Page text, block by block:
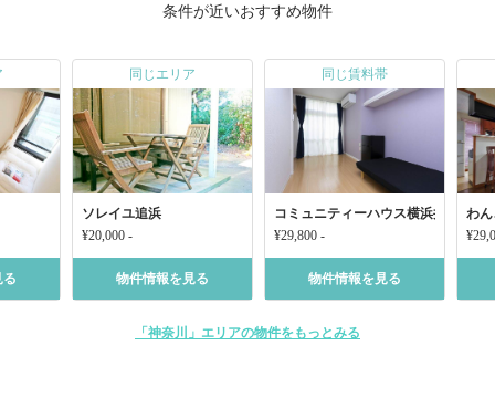
条件が近いおすすめ物件
る
同じエリア
ソレイユ追浜
¥20,000 -
物件情報を見る
同じ賃料帯
コミュニティーハウス横浜井土ヶ谷
¥29,800 -
物件情報を見る
わ
「神奈川」エリアの物件をもっとみる